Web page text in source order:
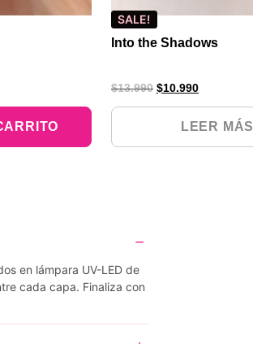
SALE!
Into the Shadows
$13.990 $10.990
LEER MÁS
en lámpara UV-LED de
cada capa. Finaliza con